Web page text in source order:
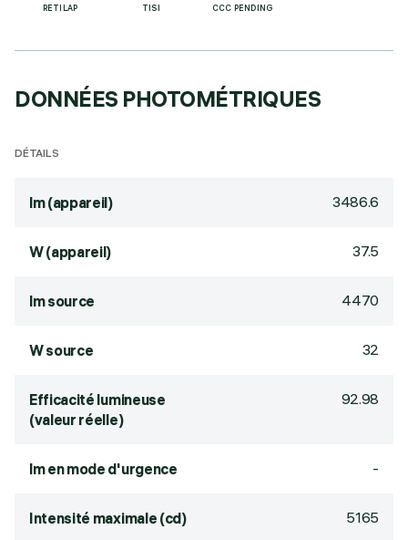
RETILAP TISI CCC PENDING
DONNÉES PHOTOMÉTRIQUES
DÉTAILS
lm (appareil) 3486.6
W (appareil) 37.5
lm source 4470
W source 32
Efficacité lumineuse
(valeur réelle)
92.98
lm en mode d'urgence -
Intensité maximale (cd) 5165